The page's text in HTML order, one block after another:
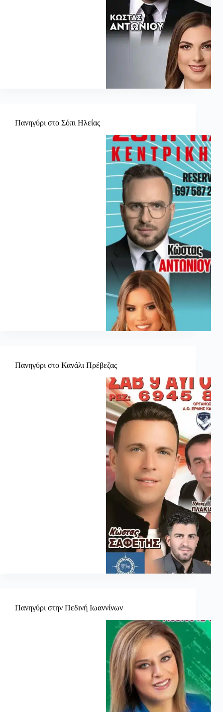
Πανηγύρι στο Σόπι Ηλείας
Πανηγύρι στο Κανάλι Πρέβεζας
Πανηγύρι στην Πεδινή Ιωαννίνων